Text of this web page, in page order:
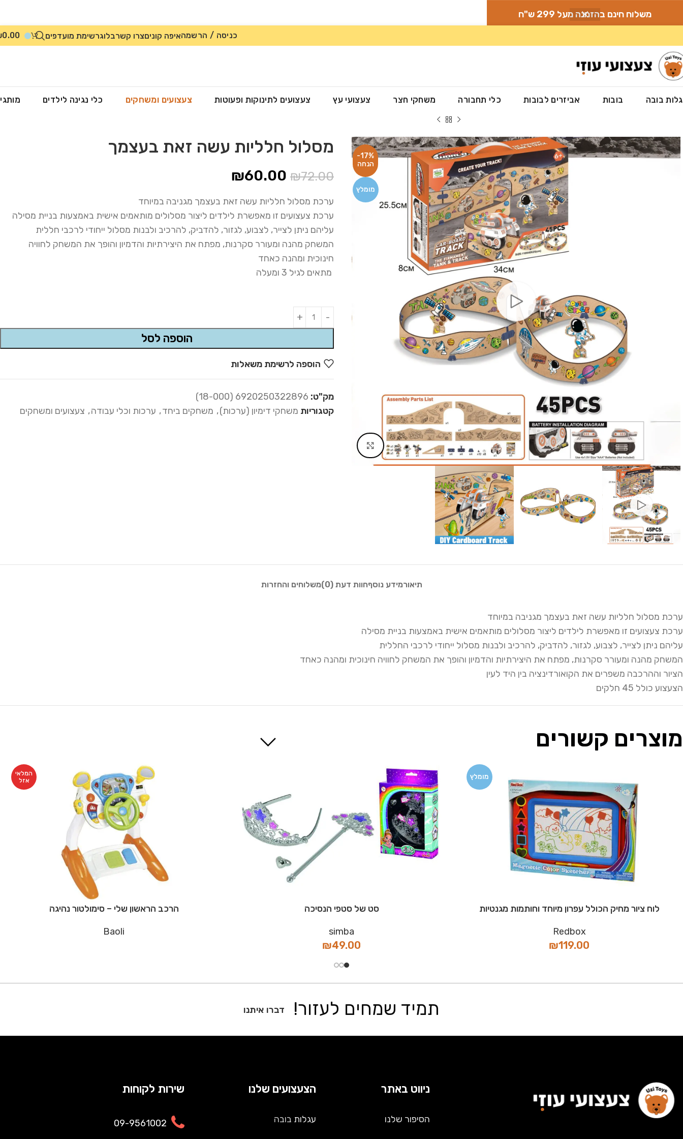
משלוח חינם בהזמנה מעל 299 ש"ח
כניסה / הרשמהאיפה קוניםצרו קשרבלוגרשימת מועדפים 0.00
בובה בובות אביזרים לבובות כלי תחבורה משחקי חצר צעצועי עץ צעצועים לתינוקות ופעוטות צעצועים ומשחקים כלי נגינה לילדים
-17%
מומלץ
Click to enlarge
מסלול חלליות עשה זאת בעצמך
₪72.00
₪60.00
ערכת מסלול חלליות עשה זאת בעצמך מגניבה במיוחד
ערכת צעצועים זו מאפשרת לילדים ליצור מסלולים מותאמים אישית באמצעות בניית מסילה
עליהם ניתן לצייר, לצבוע, לגזור, להדביק, להרכיב ולבנות מסלול ייחודי לרכבי חללית
המשחק מהנה ומעורר סקרנות, מפתח את היצירתיות והדמיון והופך את המשחק לחוויה
חינוכית ומהנה כאחד
מתאים לגיל 3 ומעלה
הוספה לסל
Alternative:
הוספה לרשימת משאלות
מק"ט: 6920250322896 (18-000)
קטגוריות משחקי דימיון (ערכות), משחקים ביחד, ערכות וכלי עבודה, צעצועים ומשחקים
תיאורמידע נוסףחוות דעת (0) משלוחים והחזרות
ערכת מסלול חלליות עשה זאת בעצמך מגניבה במיוחד
ערכת צעצועים זו מאפשרת לילדים ליצור מסלולים מותאמים אישית באמצעות בניית מסילה
עליהם ניתן לצייר, לצבוע, לגזור, להדביק, להרכיב ולבנות מסלול ייחודי לרכבי החללית
המשחק מהנה ומעורר סקרנות, מפתח את היצירתיות והדמיון והופך את המשחק לחוויה חינוכית ומהנה כאחד
הציור וההרכבה משפרים את הקואורדינציה בין היד לעין
הצעצוע כולל 45 חלקים
מוצרים קשורים
מומלץ
לוח ציור מחיק הכולל עפרון מיוחד וחותמות מגנטיות
Redbox
₪119.00
סט של סטפי הנסיכה
simba
₪49.00
המלאי
אזל
הרכב הראשון שלי – סימולטור נהיגה
Baoli
תמיד שמחים לעזור! דברו איתנו
ניווט באתר
הסיפור שלנו
הצעצועים שלנו
עגלות בובה
שירות לקוחות
09-9561002